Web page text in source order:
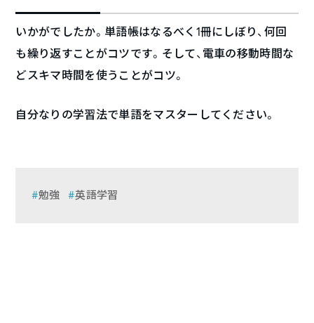
いかがでしたか。単語帳はなるべく1冊にしぼり、何回
も繰り返すことがコツです。そして、電車の移動時間な
どスキマ時間を使うことがコツ。
自分なりの学習法で単語をマスターしてください。
勉強 英語学習